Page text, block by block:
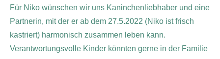
Für Niko wünschen wir uns Kaninchenliebhaber und eine
Partnerin, mit der er ab dem 27.5.2022 (Niko ist frisch
kastriert) harmonisch zusammen leben kann.
Verantwortungsvolle Kinder könnten gerne in der Familie